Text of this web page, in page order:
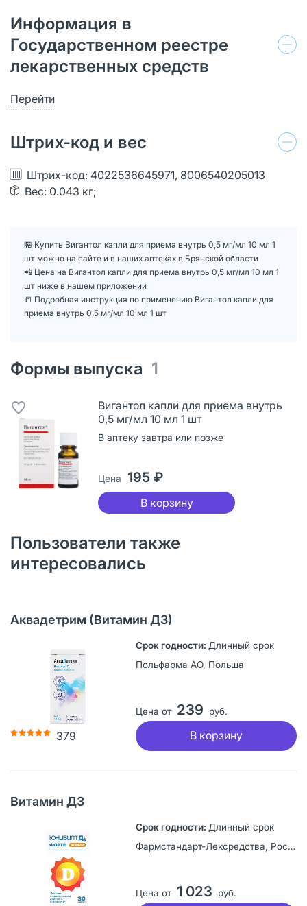
Информация в
Государственном реестре
лекарственных средств
Перейти
Штрих-код и вес
Штрих-код: 4022536645971, 8006540205013
Вес: 0.043 кг;
🏪 Купить Вигантол капли для приема внутрь 0,5 мг/мл 10 мл 1
шт можно на сайте и в наших аптеках в Брянской области
📲 Цена на Вигантол капли для приема внутрь 0,5 мг/мл 10 мл 1
шт ниже в нашем приложении
📒 Подробная инструкция по применению Вигантол капли для
приема внутрь 0,5 мг/мл 10 мл 1 шт
Формы выпуска 1
Вигантол капли для приема внутрь
0,5 мг/мл 10 мл 1 шт
В аптеку завтра или позже
Цена 195 ₽
В корзину
Пользователи также
интересовались
Аквадетрим (Витамин Д3)
379
Длинный срок
Польфарма АО, Польша
Цена от 239 руб.
В корзину
Витамин Д3
Длинный срок
Фармстандарт-Лексредства, Россия
Цена от 1 023 руб.